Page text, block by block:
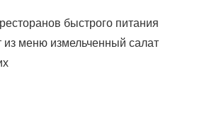
быстрого питания
из меню измельченный салат